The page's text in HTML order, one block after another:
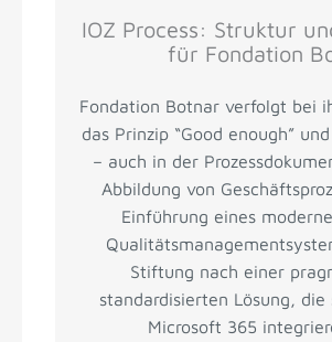
IOZ Process: Struktur
für Fondation
Fondation Botnar verfolgt bei
das Prinzip “Good enough”
– auch in der
Abbildung von
Einführung eines
Stiftung nach einer
standardisierten Lösung, die
Microsoft 365